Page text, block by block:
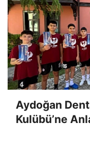
Aydoğan
Kulübü’ne